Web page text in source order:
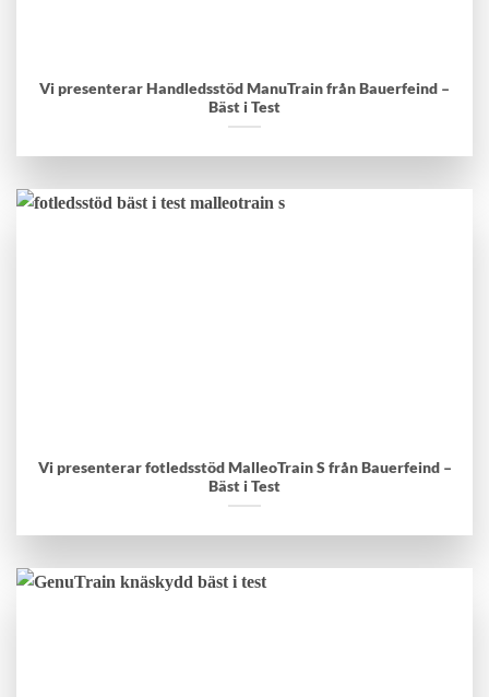
Vi presenterar Handledsstöd ManuTrain från Bauerfeind –
Bäst i Test
Vi presenterar fotledsstöd MalleoTrain S från Bauerfeind –
Bäst i Test